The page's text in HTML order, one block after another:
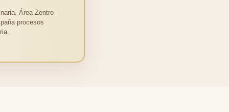
Área Zentro
procesos